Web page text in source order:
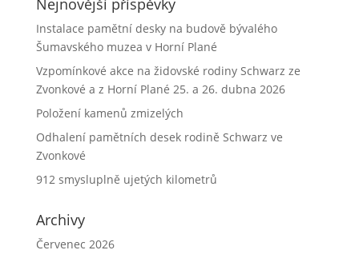
Nejnovější příspěvky
Instalace pamětní desky na budově bývalého
Šumavského muzea v Horní Plané
Vzpomínkové akce na židovské rodiny Schwarz ze
Zvonkové a z Horní Plané 25. a 26. dubna 2026
Položení kamenů zmizelých
Odhalení pamětních desek rodině Schwarz ve
Zvonkové
912 smysluplně ujetých kilometrů
Archivy
Červenec 2026